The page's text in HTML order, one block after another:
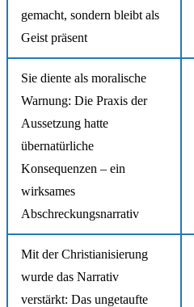
gemacht, sondern bleibt als
Geist präsent
Sie diente als moralische
Warnung: Die Praxis der
Aussetzung hatte
übernatürliche
Konsequenzen – ein
wirksames
Abschreckungsnarrativ
Mit der Christianisierung
wurde das Narrativ
verstärkt: Das ungetaufte